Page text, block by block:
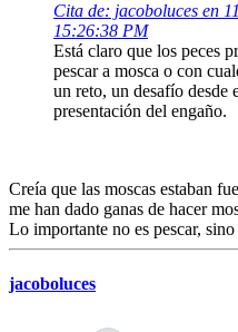
Cita de: jacoboluces en
15:26:38 PM
Está claro que los peces
pescar a mosca o con
un reto, un desafío desde
presentación del engaño.
Creía que las moscas estaban
me han dado ganas de hacer
Lo importante no es pescar, sino
jacoboluces